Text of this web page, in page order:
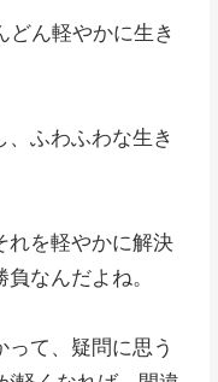
どん軽やかに生き
ふわふわな生き
れを軽やかに解決
なんだよね。
て、疑問に思う